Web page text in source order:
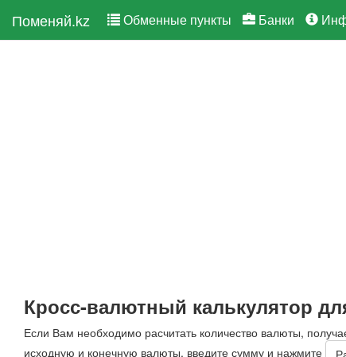
Поменяй.kz Обменные пункты Банки
Кросс-валютный калькулятор
Если Вам необходимо расчитать количество валюты,
исходную и конечную валюты, введите сумму и нажмите